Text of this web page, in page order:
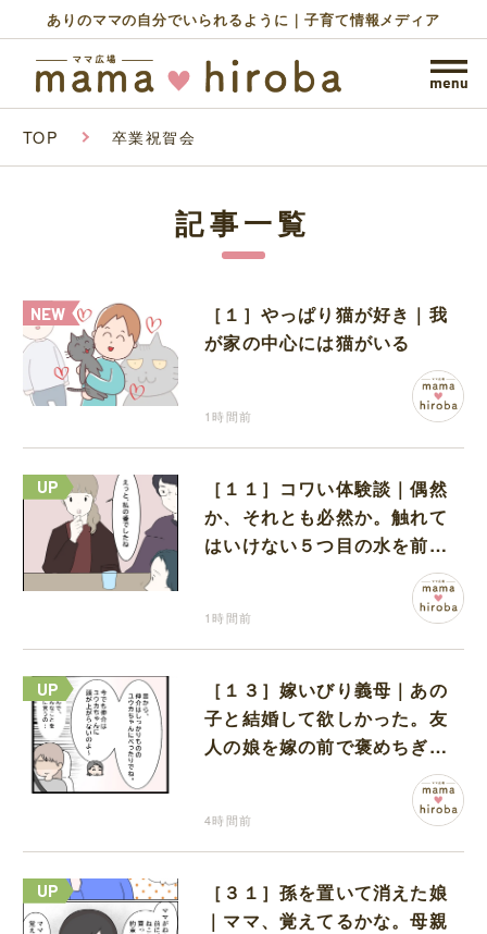
ありのママの自分でいられるように｜子育て情報メディア
TOP 卒業祝賀会
記事一覧
［１］やっぱり猫が好き｜我
が家の中心には猫がいる
1時間前
［１１］コワい体験談｜偶然
か、それとも必然か。触れて
はいけない５つ目の水を前に
1時間前
［１３］嫁いびり義母｜あの
子と結婚して欲しかった。友
人の娘を嫁の前で褒めちぎる
4時間前
［３１］孫を置いて消えた娘
｜ママ、覚えてるかな。母親